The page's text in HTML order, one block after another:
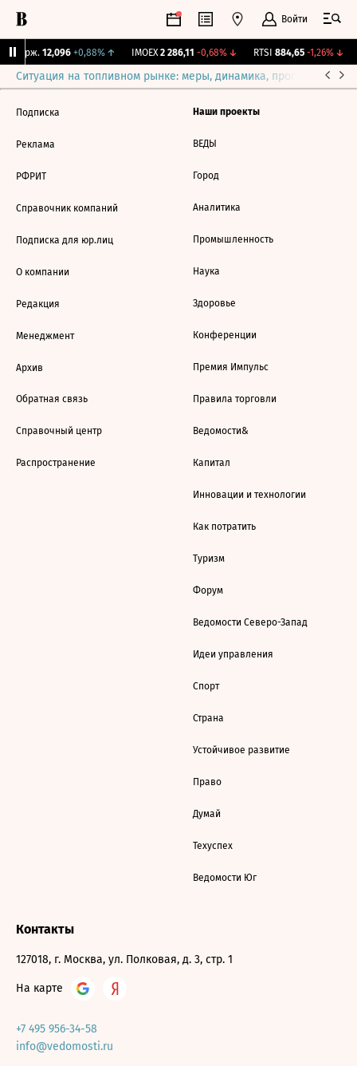
Войти
Бирж. 12,096 +0,88%↑ IMOEX 2 286,11 -0,68%↓ RTSI 884,65 -1,26%↓
Ситуация на топливном рынке: меры, динамика, прогнозы
Подписка
Реклама
РФРИТ
Справочник компаний
Подписка для юр.лиц
О компании
Редакция
Менеджмент
Архив
Обратная связь
Справочный центр
Распространение
Наши проекты
ВЕДЫ
Город
Аналитика
Промышленность
Наука
Здоровье
Конференции
Премия Импульс
Правила торговли
Ведомости&
Капитал
Инновации и технологии
Как потратить
Туризм
Форум
Ведомости Северо-Запад
Идеи управления
Спорт
Страна
Устойчивое развитие
Право
Думай
Техуспех
Ведомости Юг
Контакты
127018, г. Москва, ул. Полковая, д. 3, стр. 1
На карте
+7 495 956-34-58
info@vedomosti.ru